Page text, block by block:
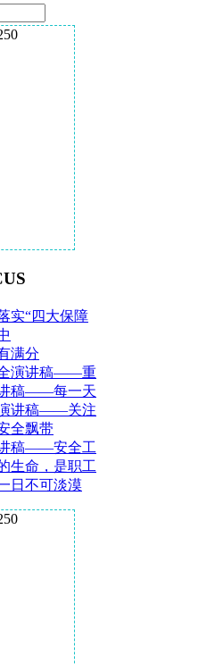
实“四大保障
满分
演讲稿——重
稿——每一天
讲稿——关注
全飘带
稿——安全工
生命，是职工
日不可淡漠